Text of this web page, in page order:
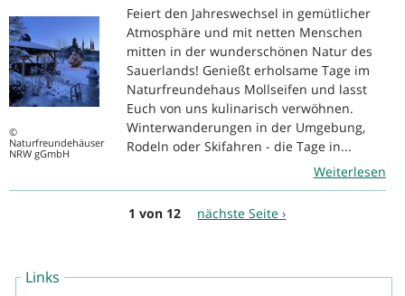
©
Naturfreundehäuser
NRW gGmbH
Feiert den Jahreswechsel in gemütlicher
Atmosphäre und mit netten Menschen
mitten in der wunderschönen Natur des
Sauerlands! Genießt erholsame Tage im
Naturfreundehaus Mollseifen und lasst
Euch von uns kulinarisch verwöhnen.
Winterwanderungen in der Umgebung,
Rodeln oder Skifahren - die Tage in...
Weiterlesen
1 von 12 nächste Seite ›
Links